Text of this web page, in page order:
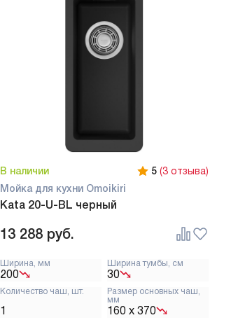
В наличии 5 (3 отзыва)
Мойка для кухни Omoikiri
Kata 20-U-BL черный
13 288 руб.
Ширина, мм
200
Ширина тумбы, см
30
Количество чаш, шт.
1
Размер основных чаш,
мм
160 х 370